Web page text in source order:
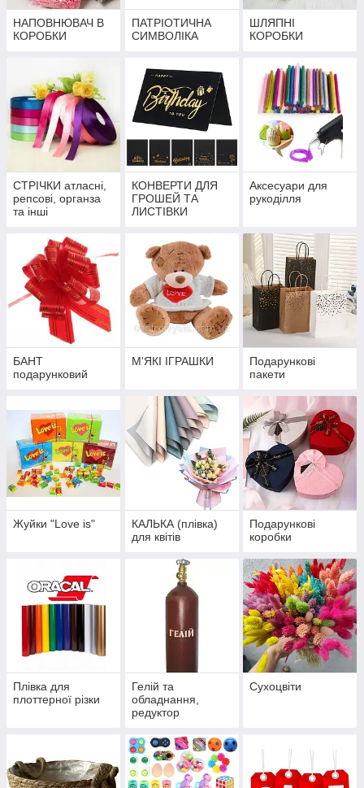
НАПОВНЮВАЧ В
КОРОБКИ
ПАТРІОТИЧНА
СИМВОЛІКА
ШЛЯПНІ
КОРОБКИ
СТРІЧКИ атласні,
репсові, органза
та інші
КОНВЕРТИ ДЛЯ
ГРОШЕЙ ТА
ЛИСТІВКИ
Аксесуари для
рукоділля
БАНТ
подарунковий
М'ЯКІ ІГРАШКИ
Подарункові
пакети
Жуйки "Love is"
КАЛЬКА (плівка)
для квітів
Подарункові
коробки
Плівка для
плоттерної різки
Гелій та
обладнання,
редуктор
Сухоцвіти